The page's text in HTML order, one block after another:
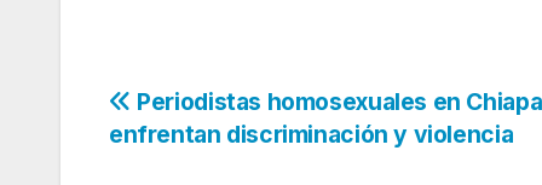
Navegación
Periodistas homosexuales en
enfrentan discriminación y violencia